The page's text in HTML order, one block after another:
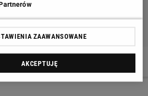
ZAAWANSOWANE
AKCEPTUJĘ